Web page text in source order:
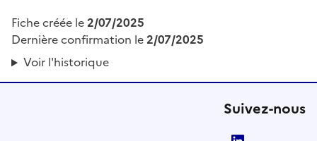
Fiche créée le2/07/2025
Dernière confirmation le2/07/2025
Voir l'historique
Suivez-nous